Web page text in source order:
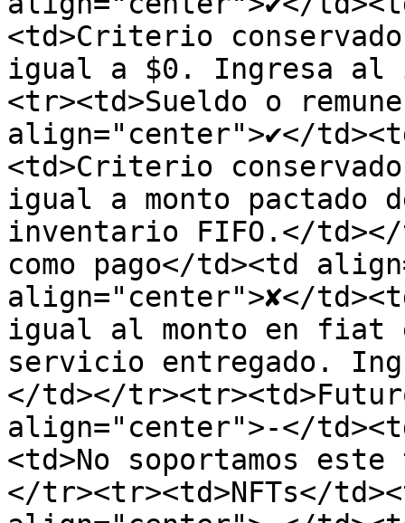
<td>Criterio
igual a $0. Ingresa al
<tr><td>Sueldo o
align="center">✔</
<td>Criterio
igual a monto pactado
inventario FIFO.</
como pago</td><td
align="center">✘</
igual al monto en fiat
servicio entregado.
</td></
align="center">-</
<td>No soportamos
</tr><tr><td>NFTs</